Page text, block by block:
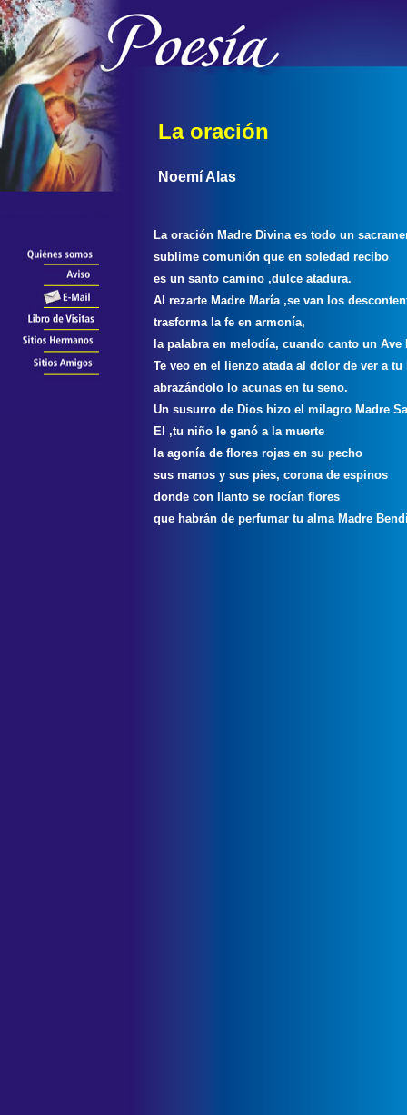
La oración
Noemí Alas
La oración Madre Divina es todo un
sublime comunión que en soledad recibo
es un santo camino ,dulce atadura.
Al rezarte Madre María ,se van los
trasforma la fe en armonía,
la palabra en melodía, cuando canto un Ave
Te veo en el lienzo atada al dolor de ver a
abrazándolo lo acunas en tu seno.
Un susurro de Dios hizo el milagro Madre
El ,tu niño le ganó a la muerte
la agonía de flores rojas en su pecho
sus manos y sus pies, corona de espinos
donde con llanto se rocían flores
que habrán de perfumar tu alma Madre